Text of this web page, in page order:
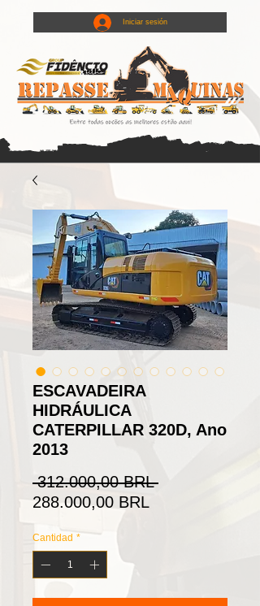
Iniciar sesión
ESCAVADEIRA
HIDRÁULICA
CATERPILLAR 320D, Ano
2013
312.000,00 BRL Precio
288.000,00 BRL
Cantidad *